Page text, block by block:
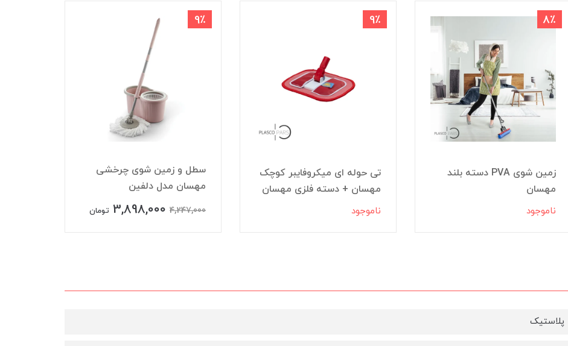
8٪
زمین شوی PVA دسته بلند
مهسان
ناموجود
9٪
تی حوله ای میکروفایبر کوچک
مهسان + دسته فلزی مهسان
ناموجود
9٪
سطل و زمین شوی چرخشی
مهسان مدل دلفین
4,247,000
3,898,000 تومان
پلاستیک